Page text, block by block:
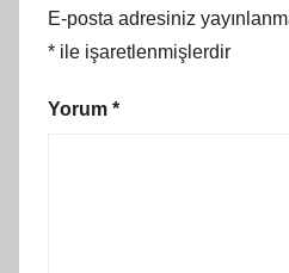
E-posta adresiniz
* ile işaretlenmişlerdir
Yorum *